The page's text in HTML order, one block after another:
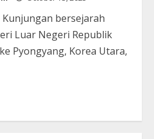
Kunjungan bersejarah
Luar Negeri Republik
Pyongyang, Korea Utara,